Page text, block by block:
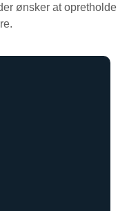
ønsker at opretholde